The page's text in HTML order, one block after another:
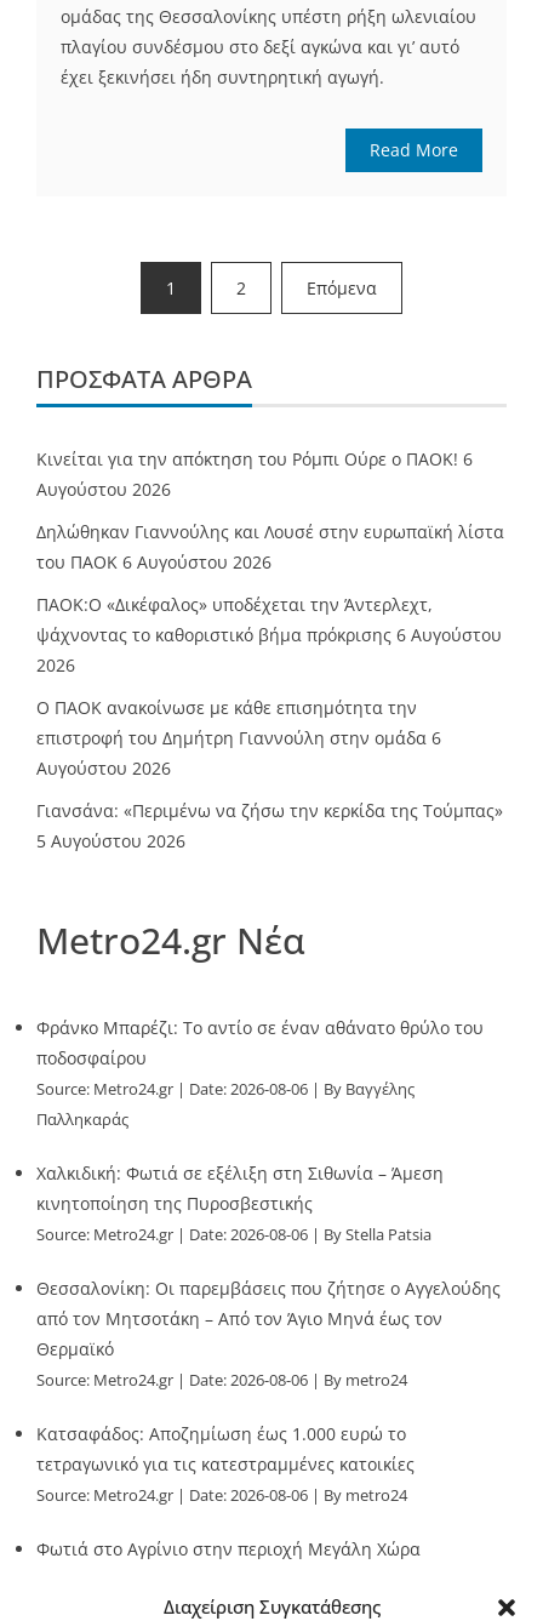
Διαχείριση Συγκατάθεσης
ομάδας της Θεσσαλονίκης υπέστη ρήξη ωλενιαίου
πλαγίου συνδέσμου στο δεξί αγκώνα και γι’ αυτό
έχει ξεκινήσει ήδη συντηρητική αγωγή.
Read More
Σελιδοποίηση
άρθρων
1 2 Επόμενα
ΠΡΌΣΦΑΤΑ ΆΡΘΡΑ
Κινείται για την απόκτηση του Ρόμπι Ούρε ο ΠΑΟΚ! 6
Αυγούστου 2026
Δηλώθηκαν Γιαννούλης και Λουσέ στην ευρωπαϊκή λίστα
του ΠΑΟΚ 6 Αυγούστου 2026
ΠΑΟΚ:Ο «Δικέφαλος» υποδέχεται την Άντερλεχτ,
ψάχνοντας το καθοριστικό βήμα πρόκρισης 6 Αυγούστου
2026
Ο ΠΑΟΚ ανακοίνωσε με κάθε επισημότητα την
επιστροφή του Δημήτρη Γιαννούλη στην ομάδα 6
Αυγούστου 2026
Γιανσάνα: «Περιμένω να ζήσω την κερκίδα της Τούμπας»
5 Αυγούστου 2026
Metro24.gr Νέα
Φράνκο Μπαρέζι: Το αντίο σε έναν αθάνατο θρύλο του
ποδοσφαίρου
Source: Metro24.gr Date: 2026-08-06
By Βαγγέλης
Παλληκαράς
Χαλκιδική: Φωτιά σε εξέλιξη στη Σιθωνία – Άμεση
κινητοποίηση της Πυροσβεστικής
Source: Metro24.gr Date: 2026-08-06 By Stella Patsia
Θεσσαλονίκη: Οι παρεμβάσεις που ζήτησε ο Αγγελούδης
από τον Μητσοτάκη – Από τον Άγιο Μηνά έως τον
Θερμαϊκό
Source: Metro24.gr Date: 2026-08-06 By metro24
Κατσαφάδος: Αποζημίωση έως 1.000 ευρώ το
τετραγωνικό για τις κατεστραμμένες κατοικίες
Source: Metro24.gr Date: 2026-08-06 By metro24
Φωτιά στο Αγρίνιο στην περιοχή Μεγάλη Χώρα